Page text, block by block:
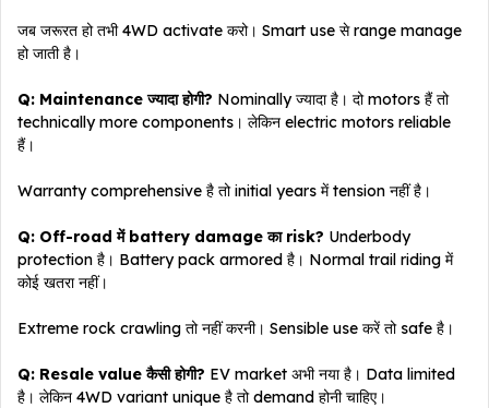
जब जरूरत हो तभी 4WD activate करो। Smart use से range manage
हो जाती है।
Q: Maintenance ज्यादा होगी? Nominally ज्यादा है। दो motors हैं तो
technically more components। लेकिन electric motors reliable
हैं।
Warranty comprehensive है तो initial years में tension नहीं है।
Q: Off-road में battery damage का risk? Underbody
protection है। Battery pack armored है। Normal trail riding में
कोई खतरा नहीं।
Extreme rock crawling तो नहीं करनी। Sensible use करें तो safe है।
Q: Resale value कैसी होगी? EV market अभी नया है। Data limited
है। लेकिन 4WD variant unique है तो demand होनी चाहिए।